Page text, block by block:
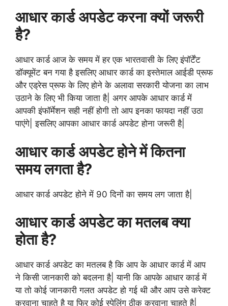
आधार कार्ड अपडेट करना क्यों जरूरी
है?
आधार कार्ड आज के समय में हर एक भारतवासी के लिए इंपॉर्टेंट
डॉक्यूमेंट बन गया है इसलिए आधार कार्ड का इस्तेमाल आईडी प्रूफ
और एड्रेस प्रूफ के लिए होने के अलावा सरकारी योजना का लाभ
उठाने के लिए भी किया जाता है| अगर आपके आधार कार्ड में
आपकी इंफॉर्मेशन सही नहीं होगी तो आप इनका फायदा नहीं उठा
पाएंगे| इसलिए आपका आधार कार्ड अपडेट होना जरूरी है|
आधार कार्ड अपडेट होने में कितना
समय लगता है?
आधार कार्ड अपडेट होने में 90 दिनों का समय लग जाता है|
आधार कार्ड अपडेट का मतलब क्या
होता है?
आधार कार्ड अपडेट का मतलब है कि आप के आधार कार्ड में आप
ने किसी जानकारी को बदलना है| यानी कि आपके आधार कार्ड में
या तो कोई जानकारी गलत अपडेट हो गई थी और आप उसे करेक्ट
करवाना चाहते है या फिर कोई स्पेलिंग ठीक करवाना चाहते है|